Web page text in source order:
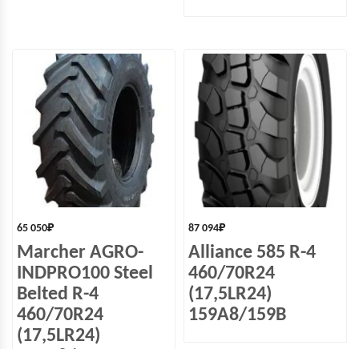
65 050₽
Marcher AGRO-
INDPRO100 Steel
Belted R-4
460/70R24
(17,5LR24)
87 094₽
Alliance 585 R-4
460/70R24
(17,5LR24)
159A8/159B